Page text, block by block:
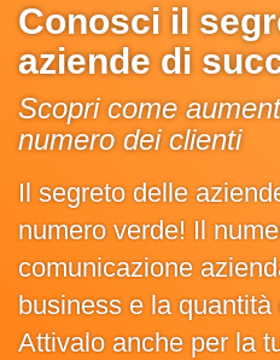
Conosci il
aziende di
Scopri come
numero dei clienti
Il segreto delle
numero verde! Il
comunicazione
business e la
Attivalo anche per la